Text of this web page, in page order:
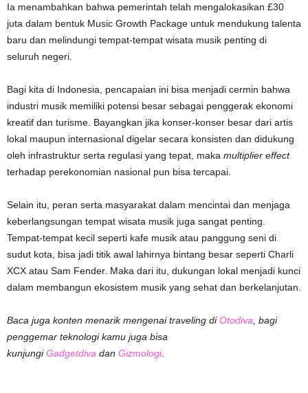
Ia menambahkan bahwa pemerintah telah mengalokasikan £30
juta dalam bentuk Music Growth Package untuk mendukung talenta
baru dan melindungi tempat-tempat wisata musik penting di
seluruh negeri.
Bagi kita di Indonesia, pencapaian ini bisa menjadi cermin bahwa
industri musik memiliki potensi besar sebagai penggerak ekonomi
kreatif dan turisme. Bayangkan jika konser-konser besar dari artis
lokal maupun internasional digelar secara konsisten dan didukung
oleh infrastruktur serta regulasi yang tepat, maka multiplier effect
terhadap perekonomian nasional pun bisa tercapai.
Selain itu, peran serta masyarakat dalam mencintai dan menjaga
keberlangsungan tempat wisata musik juga sangat penting.
Tempat-tempat kecil seperti kafe musik atau panggung seni di
sudut kota, bisa jadi titik awal lahirnya bintang besar seperti Charli
XCX atau Sam Fender. Maka dari itu, dukungan lokal menjadi kunci
dalam membangun ekosistem musik yang sehat dan berkelanjutan.
Baca juga konten menarik mengenai traveling diOtodiva , bagi
penggemar teknologi kamu juga bisa
kunjungiGadgetdiva dan Gizmologi.